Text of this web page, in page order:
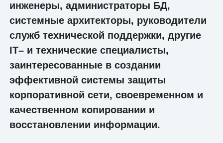
инженеры, администраторы БД,
системные архитекторы, руководители
служб технической поддержки, другие
IT– и технические специалисты,
заинтересованные в создании
эффективной системы защиты
корпоративной сети, своевременном и
качественном копировании и
восстановлении информации.